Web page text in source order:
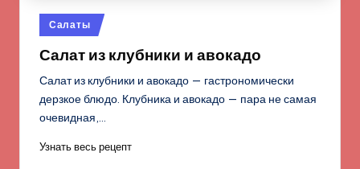
Опубликовано
в
Салаты
Салат из клубники и авокадо
Салат из клубники и авокадо — гастрономически
дерзкое блюдо. Клубника и авокадо — пара не самая
очевидная,…
Узнать весь рецепт